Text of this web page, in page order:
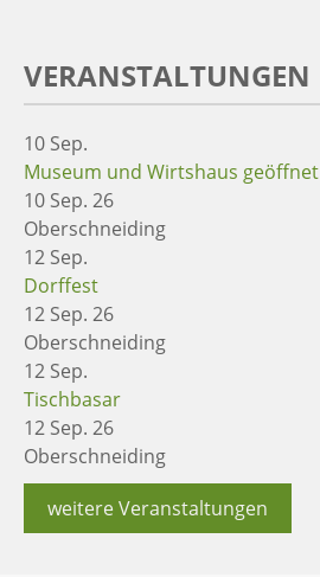
VERANSTALTUNGEN
10 Sep.
Museum und Wirtshaus geöffnet
10 Sep. 26
Oberschneiding
12 Sep.
Dorffest
12 Sep. 26
Oberschneiding
12 Sep.
Tischbasar
12 Sep. 26
Oberschneiding
weitere Veranstaltungen